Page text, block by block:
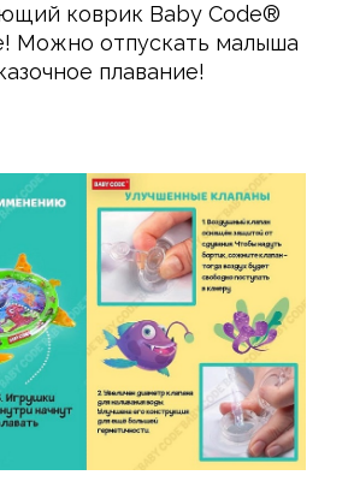
коврик Baby Сode®
Можно отпускать малыша
плавание!